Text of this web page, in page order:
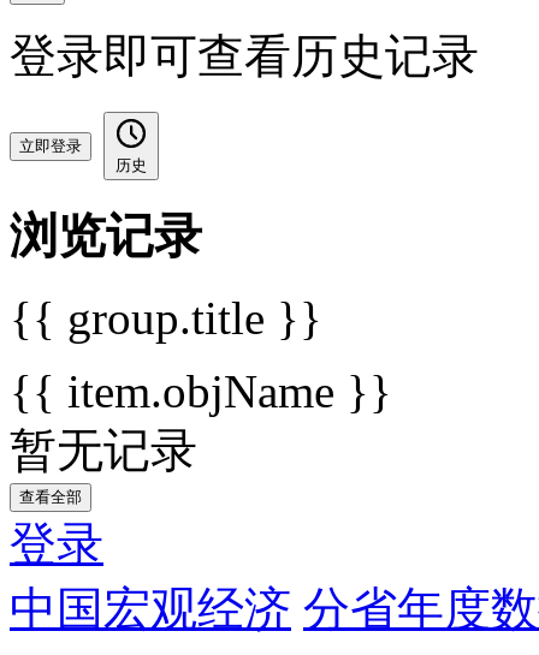
登录即可查看历史记录
立即登录
历史
浏览记录
{{ group.title }}
{{ item.objName }}
暂无记录
查看全部
登录
中国宏观经济 分省年度